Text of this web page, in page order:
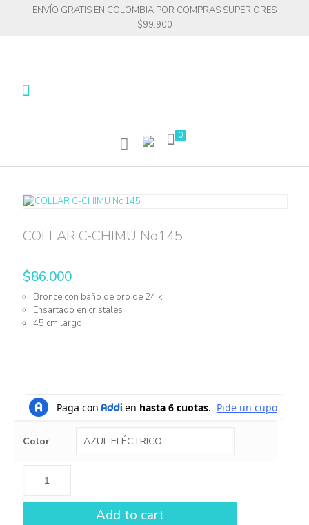
ENVÍO GRATIS EN COLOMBIA POR COMPRAS SUPERIORES
$99.900
0
COLLAR C-CHIMU No145
$86.000
Bronce con baño de oro de 24 k
Ensartado en cristales
45 cm largo
Color
Add to cart